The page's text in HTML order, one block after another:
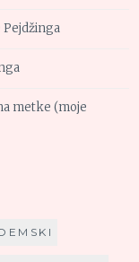
metke (moje